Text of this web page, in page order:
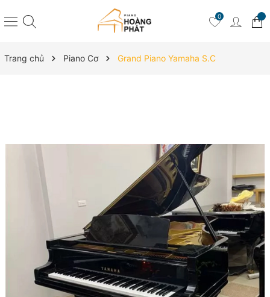
0
Trang chủ Piano Cơ Grand Piano Yamaha S.C